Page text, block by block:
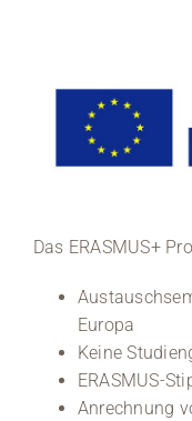
Das ERASMUS+
Europa
Keine
ERASMUS-
Anrechnung